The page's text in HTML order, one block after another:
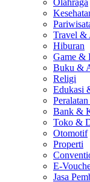
Olahraga
Travel &
Hiburan
Game &
Buku &
Religi
Edukasi
Bank &
Toko &
Otomotif
Properti
E-
Jasa